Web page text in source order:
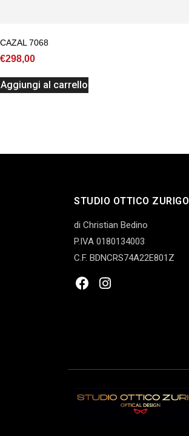
CAZAL 7068
€298,00
Aggiungi al carrello
STUDIO OTTICO ZURIGO
di Christian Bedino
P.IVA 0180134003
C.F. BDNCRS74A22E801Z